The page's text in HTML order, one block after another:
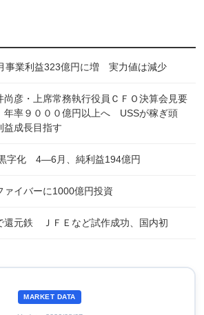
業利益323億円に増 実力値は減少
尚彦・上席常務執行役員ＣＦＯ決算会見要
率９０００億円以上へ USSが稼ぎ頭
益成長目指す
字化 4―6月、純利益194億円
イバーに1000億円投資
還元鉄 ＪＦＥなど試作成功、国内初
MARKET DATA